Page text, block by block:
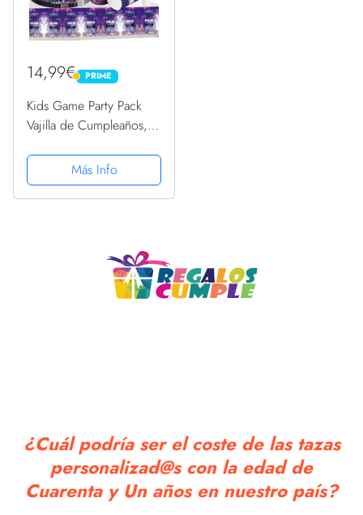
14,99€ PRIME
PRIME
Kids Game Party Pack
Vajilla de Cumpleaños,
Party Supplies
Decoraciones, Diseño
de Vajilla para Fiestas
Más Info
¿Cuál podría ser el coste de las tazas
personalizad@s con la edad de
Cuarenta y Un años en nuestro país?